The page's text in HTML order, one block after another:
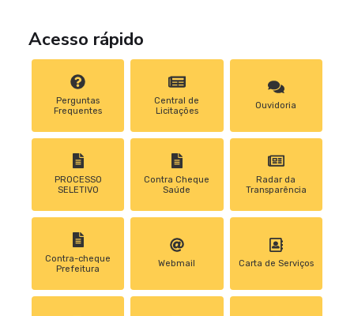
Acesso rápido
Perguntas
Frequentes
Central de
Licitações
Ouvidoria
PROCESSO
SELETIVO
Contra Cheque
Saúde
Radar da
Transparência
Contra-cheque
Prefeitura
Webmail Carta de Serviços